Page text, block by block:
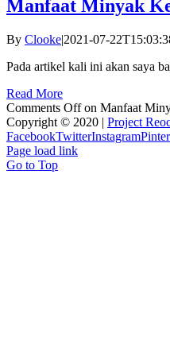
Manfaat Minyak
By Clooke|2021-07-
Pada artikel kali ini akan saya
Read More
Comments Offon Manfaat
Copyright © 2020 | Project
FacebookTwitterInstagram
Page load link
Go to Top